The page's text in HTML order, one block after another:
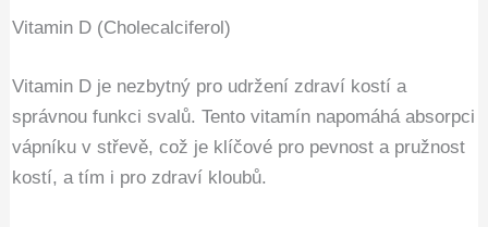
Vitamin D (Cholecalciferol)
Vitamin D je nezbytný pro udržení zdraví kostí a
správnou funkci svalů. Tento vitamín napomáhá absorpci
vápníku v střevě, což je klíčové pro pevnost a pružnost
kostí, a tím i pro zdraví kloubů.